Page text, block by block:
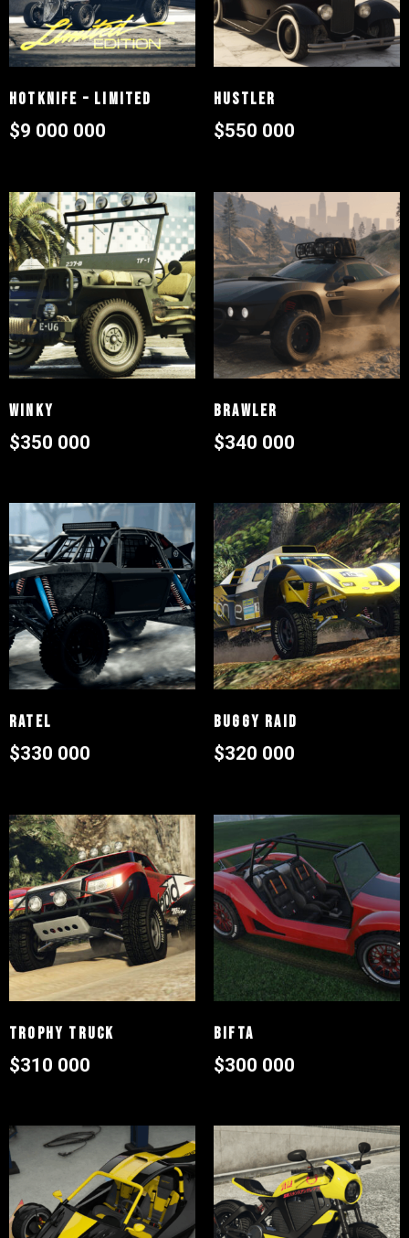
Hotknife – LIMITED
$9 000 000
Hustler
$550 000
Winky
$350 000
Brawler
$340 000
Ratel
$330 000
Buggy Raid
$320 000
Trophy Truck
$310 000
Bifta
$300 000